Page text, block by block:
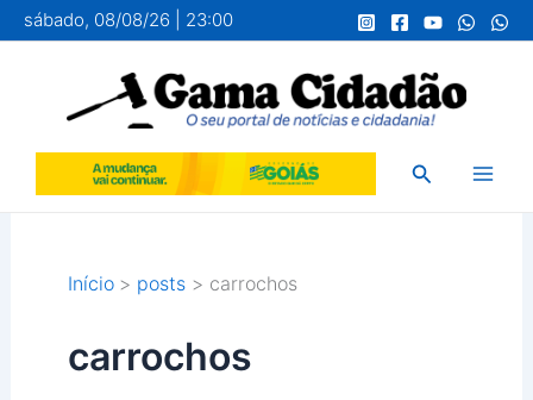
para
conteúdo
sábado, 08/08/26 | 23:00
Pesquisar
Início posts carrochos
carrochos